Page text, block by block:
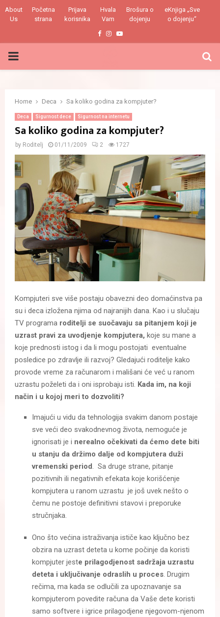
About
Us
Početna
strana
Prijava
korisnika
Hvala
Vam
Brošura o
dojenju
eKnjiga „Sve
o dojenju“
Facebook
Instagram
Youtube
PRIMARY
Home Deca Sa koliko godina za kompjuter?
Deca Sigurnost dece Sigurnost na internetu
Sa koliko godina za kompjuter?
by Roditelj 01/11/2009 2 1727
Kompjuteri sve više postaju obavezni deo domaćinstva pa
su i deca izložena njima od najranijih dana. Kao i u slučaju
TV programa roditelji se suočavaju sa pitanjem koji je
uzrast pravi za uvodjenje kompjutera, koje su mane a
koje prednosti istog i da li mogu postojati eventualne
posledice po zdravlje ili razvoj? Gledajući roditelje kako
provode vreme za računarom i mališani će već u ranom
uzrastu poželeti da i oni isprobaju isti. Kada im, na koji
način i u kojoj meri to dozvoliti?
Imajući u vidu da tehnologija svakim danom postaje
sve veći deo svakodnevnog života, nemoguće je
ignorisati je i nerealno očekivati da ćemo dete biti
u stanju da držimo dalje od kompjutera duži
vremenski period . Sa druge strane, pitanje
pozitivnih ili negativnih efekata koje korišćenje
kompjutera u ranom uzrastu je još uvek nešto o
čemu ne postoje definitivni stavovi i preporuke
stručnjaka.
Ono što većina istraživanja ističe kao ključno bez
obzira na uzrast deteta u kome počinje da koristi
kompjuter jeste prilagodjenost sadržaja uzrastu
deteta i uključivanje odraslih u proces . Drugim
rečima, ma kada se odlučili za upoznavanje sa
kompjuterom povedite računa da Vaše dete koristi
samo softvere i igrice prilagodjene njegovom-njenom